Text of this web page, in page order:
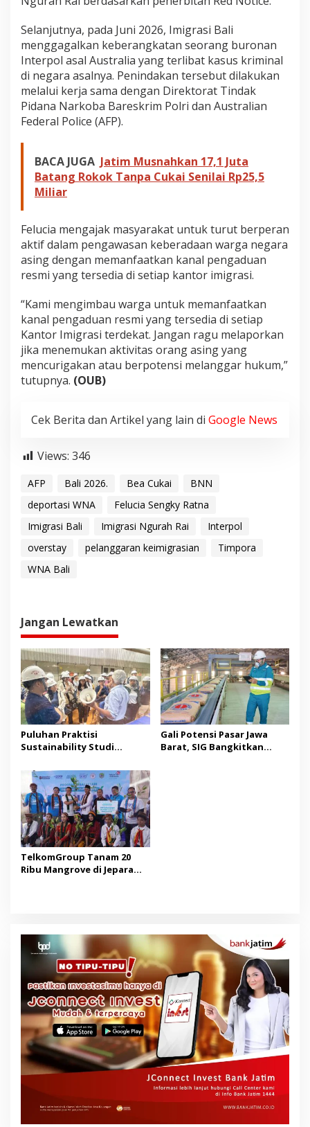
Selanjutnya, pada Juni 2026, Imigrasi Bali
menggagalkan keberangkatan seorang buronan
Interpol asal Australia yang terlibat kasus kriminal
di negara asalnya. Penindakan tersebut dilakukan
melalui kerja sama dengan Direktorat Tindak
Pidana Narkoba Bareskrim Polri dan Australian
Federal Police (AFP).
BACA JUGA Jatim Musnahkan 17,1 Juta
Batang Rokok Tanpa Cukai Senilai Rp25,5
Miliar
Felucia mengajak masyarakat untuk turut berperan
aktif dalam pengawasan keberadaan warga negara
asing dengan memanfaatkan kanal pengaduan
resmi yang tersedia di setiap kantor imigrasi.
“Kami mengimbau warga untuk memanfaatkan
kanal pengaduan resmi yang tersedia di setiap
Kantor Imigrasi terdekat. Jangan ragu melaporkan
jika menemukan aktivitas orang asing yang
mencurigakan atau berpotensi melanggar hukum,”
tutupnya. (OUB)
Cek Berita dan Artikel yang lain di Google News
Views: 346
AFP Bali 2026. Bea Cukai
BNN
deportasi WNA
Felucia Sengky Ratna
Imigrasi Bali
Imigrasi Ngurah Rai
Interpol
overstay
pelanggaran keimigrasian
Timpora
WNA Bali
Jangan Lewatkan
Puluhan Praktisi
Sustainability Studi
Pelajari Praktik Industri
Hijau
Gali Potensi Pasar Jawa
Barat, SIG Bangkitkan
TelkomGroup Tanam 20
Ribu Mangrove di Jepara